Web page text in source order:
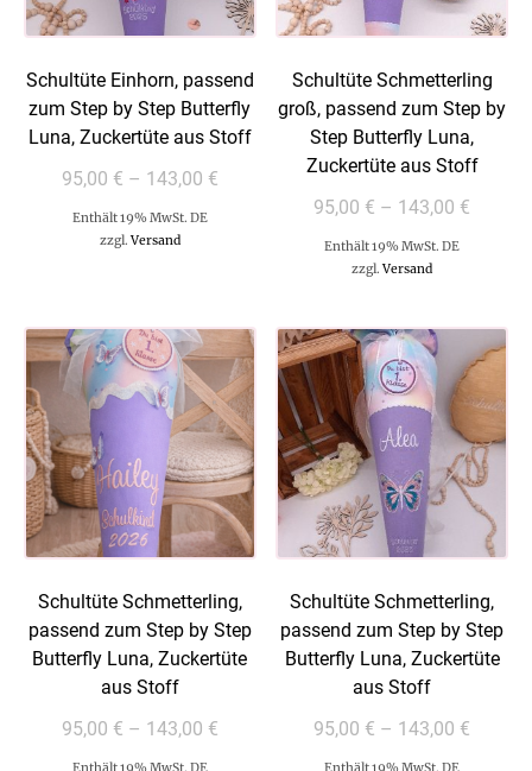
Schultüte Einhorn, passend
zum Step by Step Butterfly
Luna, Zuckertüte aus Stoff
95,00 € – 143,00 €
Enthält 19% MwSt. DE
zzgl.Versand
Schultüte Schmetterling
groß, passend zum Step by
Step Butterfly Luna,
Zuckertüte aus Stoff
95,00 € – 143,00 €
Enthält 19% MwSt. DE
zzgl.Versand
Schultüte Schmetterling,
passend zum Step by Step
Butterfly Luna, Zuckertüte
aus Stoff
95,00 € – 143,00 €
Enthält 19% MwSt. DE
Schultüte Schmetterling,
passend zum Step by Step
Butterfly Luna, Zuckertüte
aus Stoff
95,00 € – 143,00 €
Enthält 19% MwSt. DE